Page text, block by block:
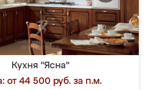
Кухня "Ясна"
от 44 500 руб. за п.м.